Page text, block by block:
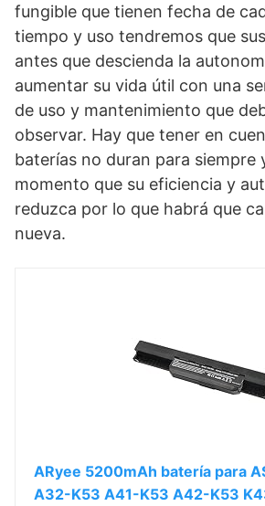
fungible que tienen fecha de
tiempo y uso tendremos que
antes que descienda la
aumentar su vida útil con una
de uso y mantenimiento que
observar. Hay que tener en
baterías no duran para siempre
momento que su eficiencia y
reduzca por lo que habrá que
nueva.
ARyee 5200mAh batería para
A32-K53 A41-K53 A42-K53